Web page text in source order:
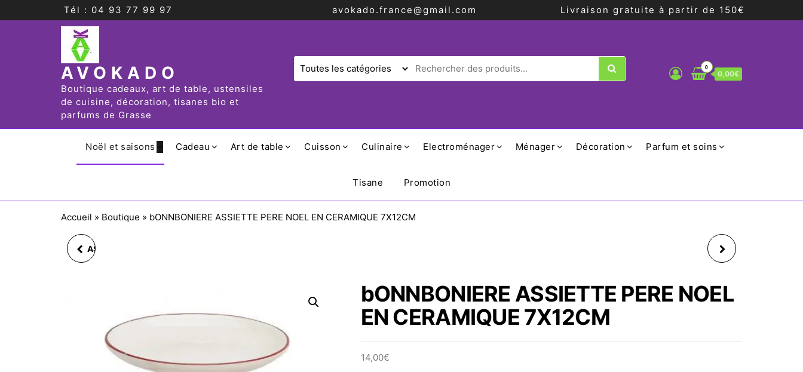
Tél : 04 93 77 99 97 avokado.france@gmail.com Livraison gratuite à partir de 150€
AVOKADO
Boutique cadeaux, art de table, ustensiles
de cuisine, décoration, tisanes bio et
parfums de Grasse
0
0,00€
Noël et saisons Cadeau Art de table Cuisson Culinaire Electroménager Ménager Décoration Parfum et soins
Tisane Promotion
Accueil » Boutique » bONNBONIERE ASSIETTE PERE NOEL EN CERAMIQUE 7X12CM
ASSIETTE DE DESSERT
TAUPE, 17X2X17CM
bONNBONIERE ASSIETTE PERE NOEL
EN CERAMIQUE 7X12CM
14,00€